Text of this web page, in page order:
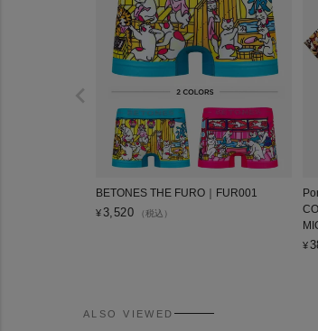
BETONES THE FURO｜FUR001
¥ 3,520 （税込）
¥
ALSO VIEWED